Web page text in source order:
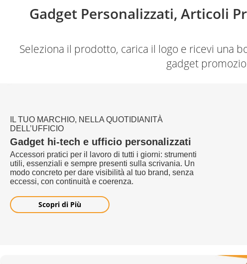
Gadget Personalizzati, Articoli
Seleziona il prodotto, carica il logo e ricevi una
gadget
IL TUO MARCHIO, NELLA QUOTIDIANITÀ
DELL’UFFICIO
Gadget hi-tech e ufficio personalizzati
Accessori pratici per il lavoro di tutti i giorni: strumenti
utili, essenziali e sempre presenti sulla scrivania. Un
modo concreto per dare visibilità al tuo brand, senza
eccessi, con continuità e coerenza.
Scopri di Più